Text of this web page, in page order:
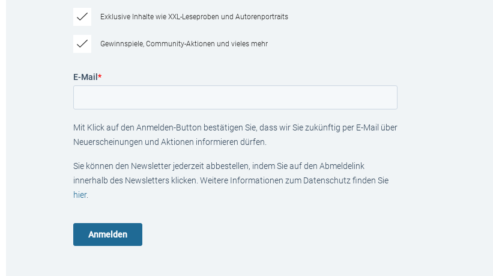
Exklusive Inhalte wie XXL-Leseproben und Autorenportraits
Gewinnspiele, Community-Aktionen und vieles mehr
E-Mail *
Mit Klick auf den Anmelden-Button bestätigen Sie, dass wir Sie zukünftig per E-Mail über
Neuerscheinungen und Aktionen informieren dürfen.
Sie können den Newsletter jederzeit abbestellen, indem Sie auf den Abmeldelink
innerhalb des Newsletters klicken. Weitere Informationen zum Datenschutz finden Sie
hier.